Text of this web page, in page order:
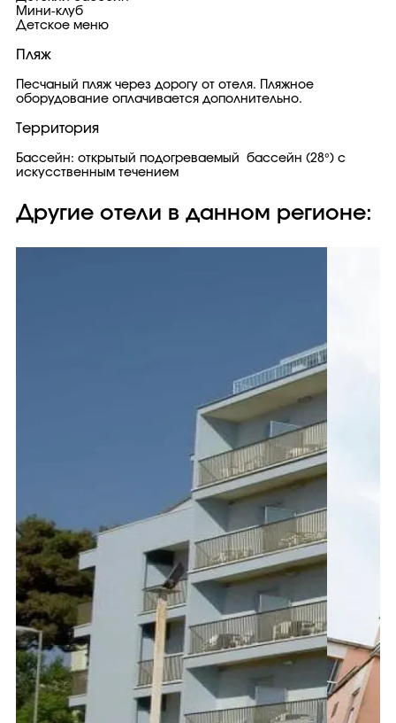
Мини-клуб
Детское меню
Пляж
Песчаный пляж через дорогу от отеля. Пляжное
оборудование оплачивается дополнительно.
Территория
Бассейн: открытый подогреваемый бассейн (28°) с
искусственным течением
Другие отели в данном регионе: